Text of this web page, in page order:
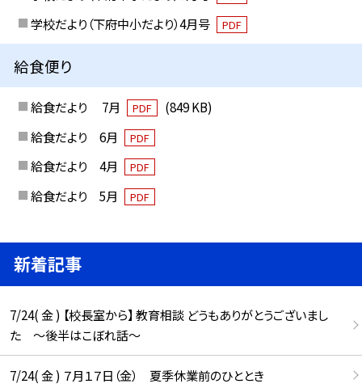
学校だより（下府中小だより）4月号 PDF
給食便り
給食だより 7月 PDF
(849 KB)
給食だより 6月
PDF
給食だより 4月 PDF
給食だより 5月 PDF
新着記事
7/24( 金 ) 【校長室から】 教育相談 どうもありがとうございまし
た ～後半はこぼれ話～
7/24( 金 ) ７月１７日（金） 夏季休業前のひととき